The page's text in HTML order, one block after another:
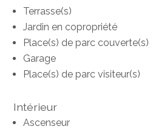
Terrasse(s)
Jardin en copropriété
Place(s) de parc couverte(s)
Garage
Place(s) de parc visiteur(s)
Intérieur
Ascenseur